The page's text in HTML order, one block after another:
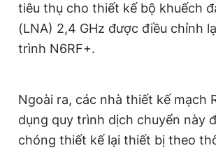
tiêu thụ cho thiết kế bộ khuếch
(LNA) 2,4 GHz được điều chỉnh
trình N6RF+.
Ngoài ra, các nhà thiết kế mạch
dụng quy trình dịch chuyển này
chóng thiết kế lại thiết bị theo